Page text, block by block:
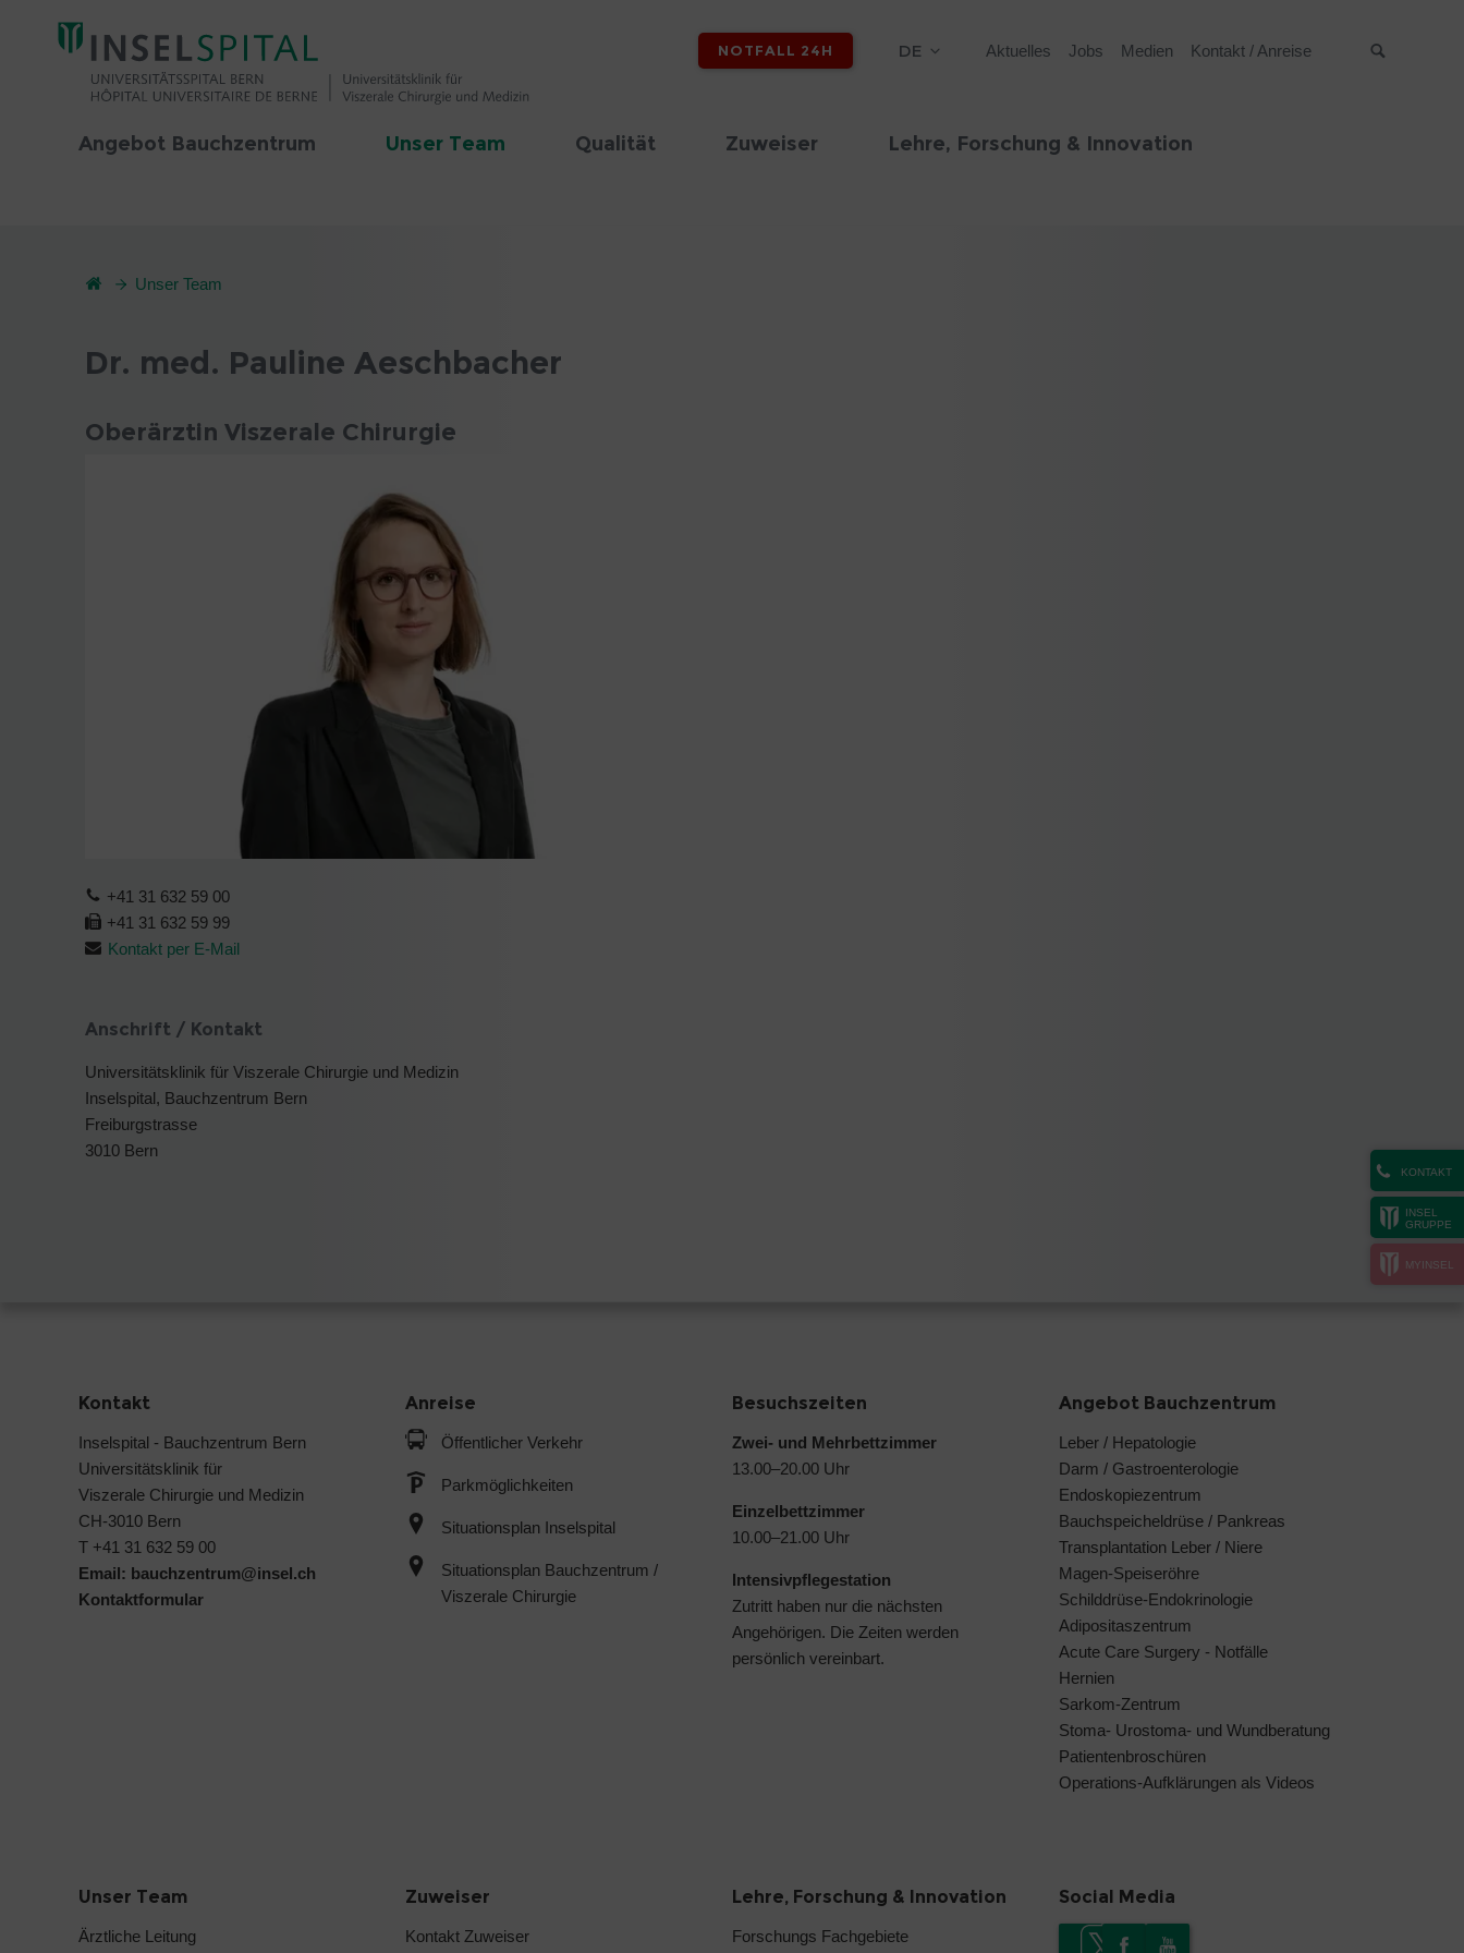
NOTFALL 24H DE Aktuelles Jobs Medien Kontakt / Anreise
Angebot Bauchzentrum Unser Team Qualität Zuweiser Lehre, Forschung & Innovation
KONTAKT
INSEL
GRUPPE
MYINSEL
Unser Team
Dr. med. Pauline Aeschbacher
Oberärztin Viszerale Chirurgie
+41 31 632 59 00
+41 31 632 59 99
Kontakt per E-Mail
Anschrift / Kontakt
Universitätsklinik für Viszerale Chirurgie und Medizin
Inselspital, Bauchzentrum Bern
Freiburgstrasse
3010 Bern
Kontakt
Inselspital - Bauchzentrum Bern
Universitätsklinik für
Viszerale Chirurgie und Medizin
CH-3010 Bern
T +41 31 632 59 00
Email: bauchzentrum@insel.ch
Kontaktformular
Anreise
Öffentlicher Verkehr
Parkmöglichkeiten
Situationsplan Inselspital
Situationsplan Bauchzentrum /
Viszerale Chirurgie
Besuchszeiten
Zwei- und Mehrbettzimmer
13.00–20.00 Uhr
Einzelbettzimmer
10.00–21.00 Uhr
Intensivpflegestation
Zutritt haben nur die nächsten
Angehörigen. Die Zeiten werden
persönlich vereinbart.
Angebot Bauchzentrum
Leber / Hepatologie
Darm / Gastroenterologie
Endoskopiezentrum
Bauchspeicheldrüse / Pankreas
Transplantation Leber / Niere
Magen-Speiseröhre
Schilddrüse-Endokrinologie
Adipositaszentrum
Acute Care Surgery - Notfälle
Hernien
Sarkom-Zentrum
Stoma- Urostoma- und Wundberatung
Patientenbroschüren
Operations-Aufklärungen als Videos
Unser Team
Ärztliche Leitung
Zuweiser
Kontakt Zuweiser
Lehre, Forschung & Innovation
Forschungs Fachgebiete
Social Media